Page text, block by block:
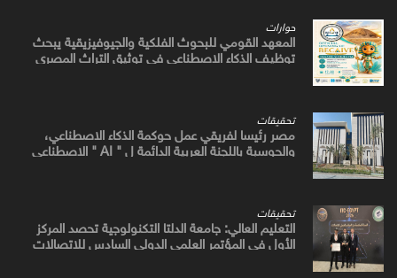
حوارات
المعهد القومي للبحوث الفلكية والجيوفيزيقية يبحث
توظيف الذكاء الاصطناعي في توثيق التراث المصري
تحقيقات
مصر رئيسا لفريقي عمل حوكمة الذكاء الاصطناعي،
والحوسبة باللجنة العربية الدائمة ل " AI " الاصطناعي
تحقيقات
التعليم العالي: جامعة الدلتا التكنولوجية تحصد المركز
الأول في المؤتمر العلمي الدولي السادس للاتصالات